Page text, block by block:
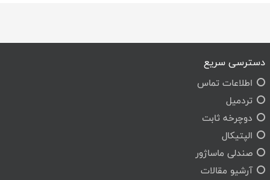
دسترسی سریع
اطلاعات تماس
تردمیل
دوچرخه ثابت
الپتیکال
صندلی ماساژور
آرشیو مقالات